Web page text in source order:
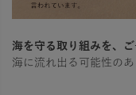
海を守る取り組みを、
海に流れ出る可能性の